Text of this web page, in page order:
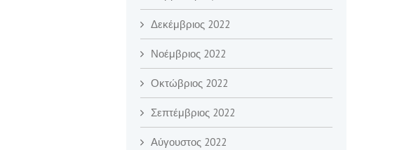
Δεκέμβριος 2022
Νοέμβριος 2022
Οκτώβριος 2022
Σεπτέμβριος 2022
Αύγουστος 2022